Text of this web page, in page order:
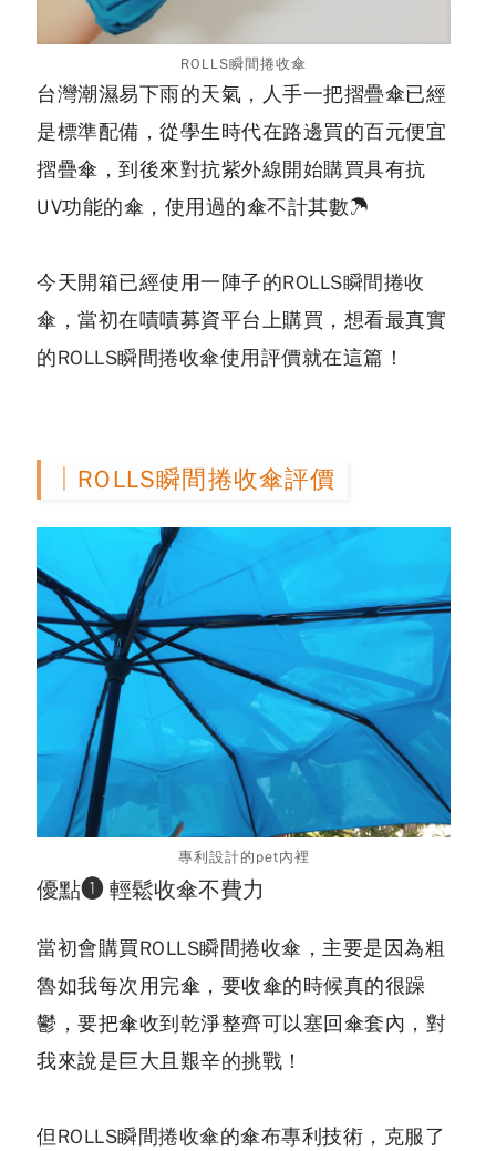
ROLLS瞬間捲收傘
台灣潮濕易下雨的天氣，人手一把摺疊傘已經
是標準配備，從學生時代在路邊買的百元便宜
摺疊傘，到後來對抗紫外線開始購買具有抗
UV功能的傘，使用過的傘不計其數☂
今天開箱已經使用一陣子的ROLLS瞬間捲收
傘 ，當初在嘖嘖募資平台上購買，想看最真實
的ROLLS瞬間捲收傘使用評價就在這篇！
│ROLLS瞬間捲收傘評價
專利設計的pet內裡
優點❶ 輕鬆收傘不費力
當初會購買ROLLS瞬間捲收傘 ，主要是因為粗
魯如我每次用完傘，要收傘的時候真的很躁
鬱，要把傘收到乾淨整齊可以塞回傘套內，對
我來說是巨大且艱辛的挑戰！
但ROLLS瞬間捲收傘的傘布專利技術，克服了